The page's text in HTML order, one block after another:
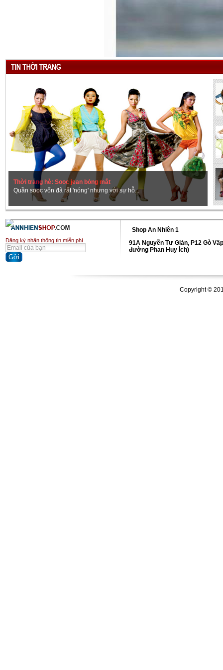
Thời trang hè: Sooc jean bỏng mắt
Quần sooc vốn đã rất 'nóng' nhưng với sự hỗ...
Đăng ký nhận thông tin miễn phí
Shop An Nhiên 1
91A Nguyễn Tư Giản, P12 Gò
đường Phan Huy Ích)
Copyright ©